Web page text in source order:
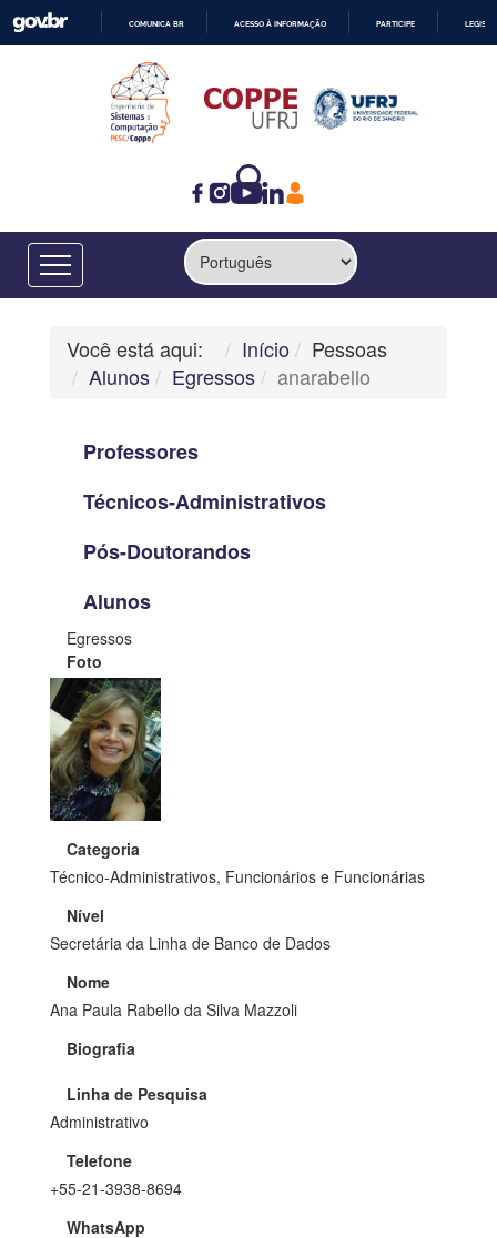
CONTEÚDO
COMUNICA BR ACESSO À INFORMAÇÃO PARTICIPE
Você está aqui: Início
Pessoas
Alunos
Egressos anarabello
Professores
Técnicos-Administrativos
Pós-Doutorandos
Alunos
Egressos
Foto
Categoria
Técnico-Administrativos, Funcionários e Funcionárias
Nível
Secretária da Linha de Banco de Dados
Nome
Ana Paula Rabello da Silva Mazzoli
Biografia
Linha de Pesquisa
Administrativo
Telefone
+55-21-3938-8694
WhatsApp